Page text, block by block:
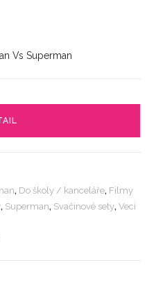
Vs Superman
, Do školy / kanceláře, Filmy
, Superman, Svačinové sety,Veci